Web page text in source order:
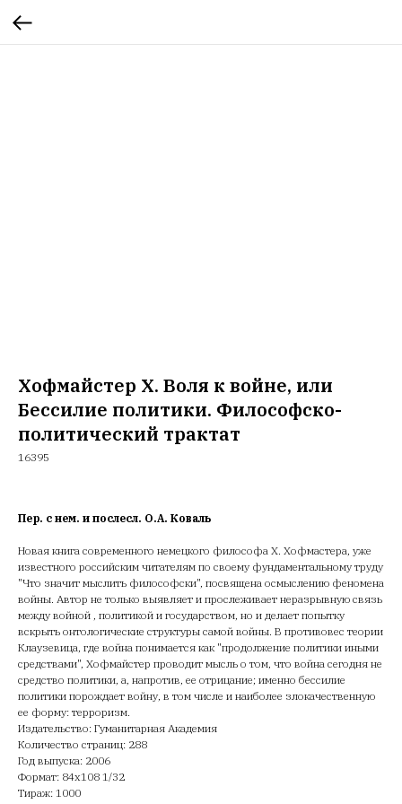
Хофмайстер Х. Воля к войне, или
Бессилие политики. Философско-
политический трактат
16395
Пер. с нем. и послесл. О.А. Коваль
Новая книга современного немецкого философа Х. Хофмастера, уже
известного российским читателям по своему фундаментальному труду
"Что значит мыслить философски", посвящена осмыслению феномена
войны. Автор не только выявляет и прослеживает неразрывную связь
между войной , политикой и государством, но и делает попытку
вскрыть онтологические структуры самой войны. В противовес теории
Клаузевица, где война понимается как "продолжение политики иными
средствами", Хофмайстер проводит мысль о том, что война сегодня не
средство политики, а, напротив, ее отрицание; именно бессилие
политики порождает войну, в том числе и наиболее злокачественную
ее форму: терроризм.
Издательство: Гуманитарная Академия
Количество страниц: 288
Год выпуска: 2006
Формат: 84х108 1/32
Тираж: 1000